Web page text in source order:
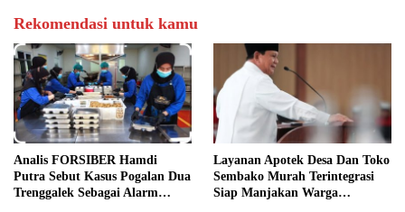
Rekomendasi untuk kamu
Analis FORSIBER Hamdi
Putra Sebut Kasus Pogalan Dua
Trenggalek Sebagai Alarm
Layanan Apotek Desa Dan Toko
Sembako Murah Terintegrasi
Siap Manjakan Warga